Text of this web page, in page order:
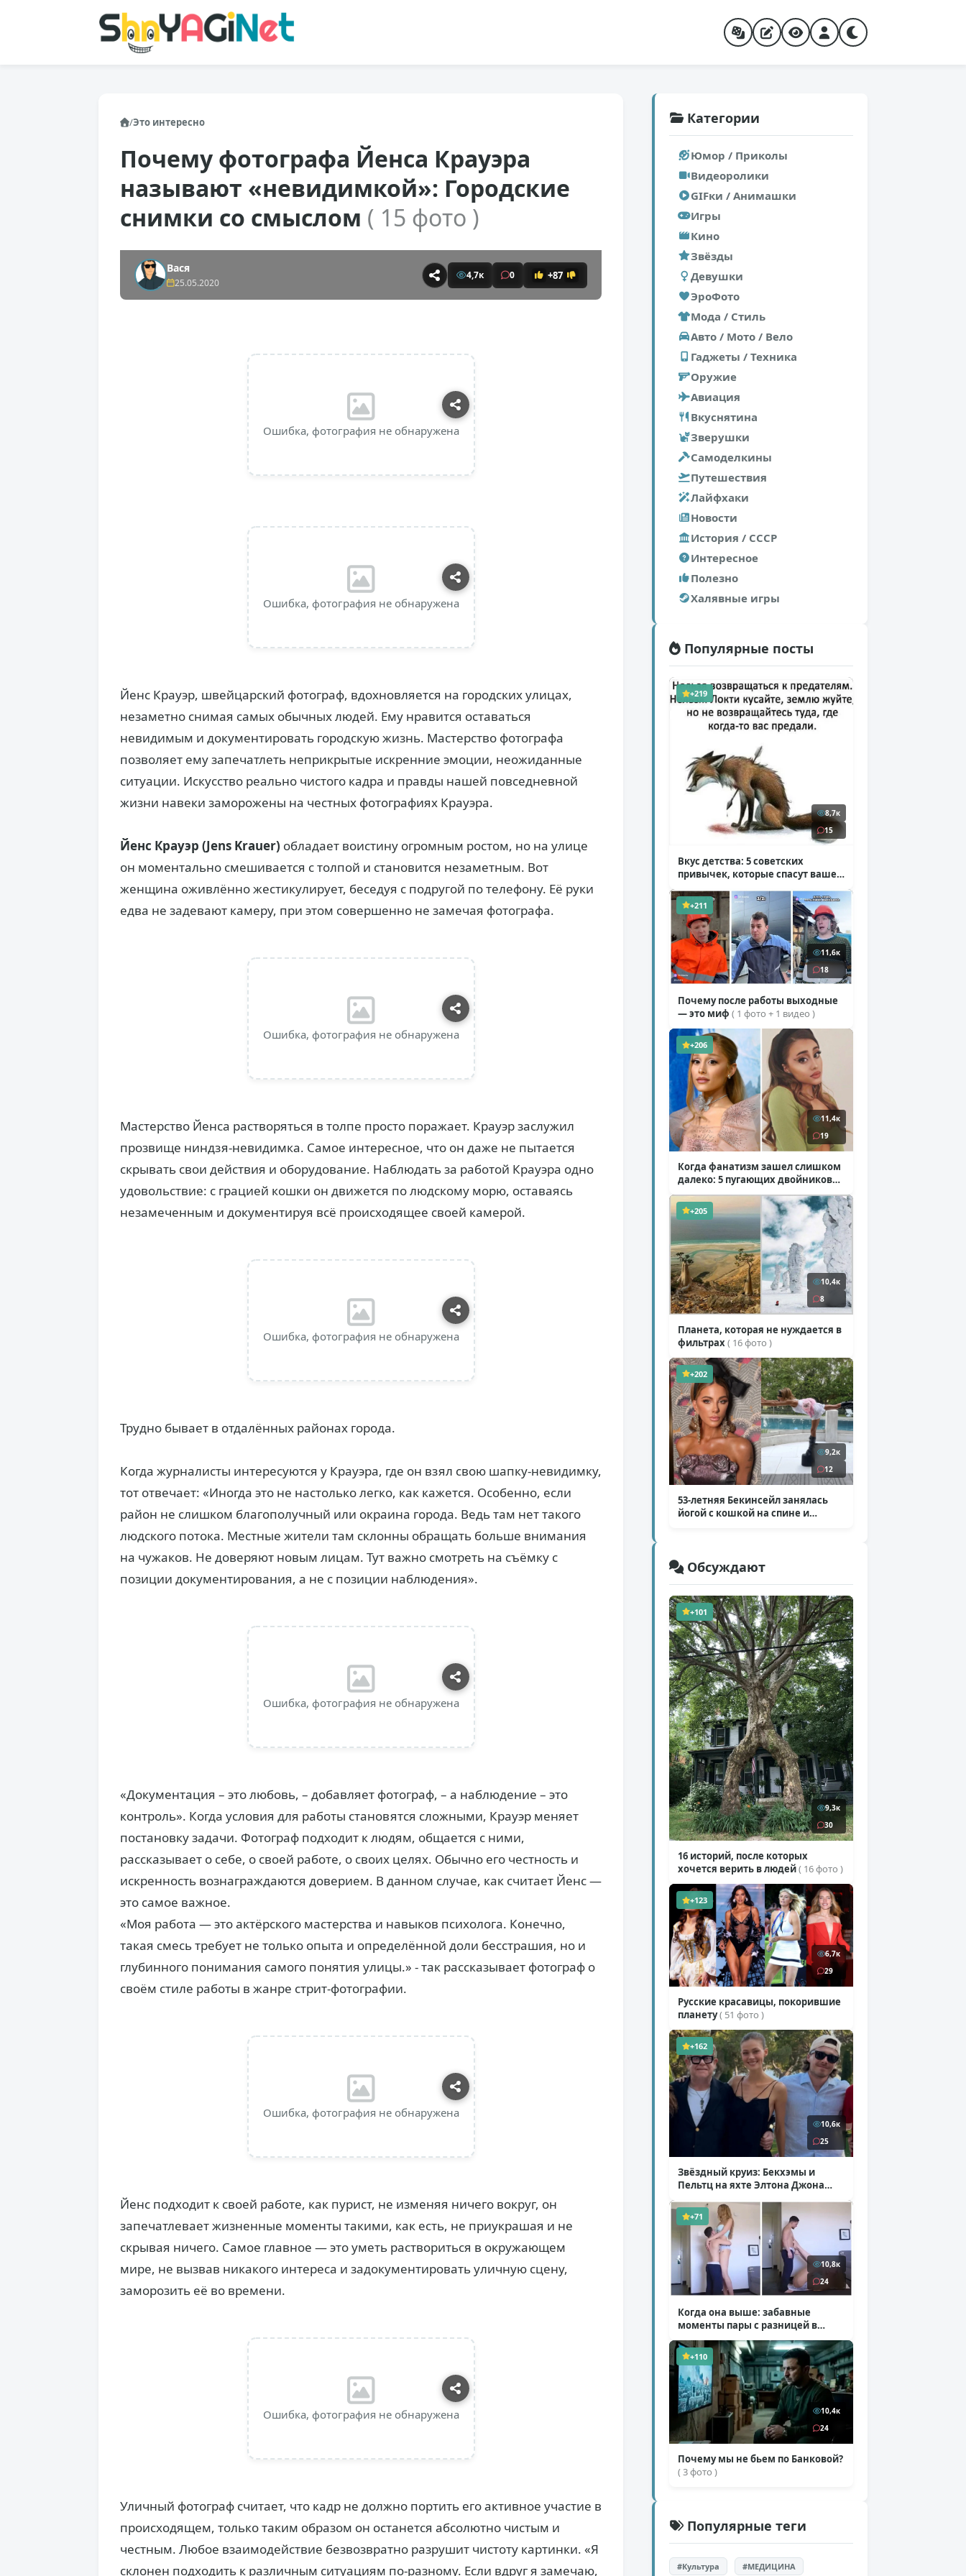
/Это интересно
Почему фотографа Йенса Крауэра
называют «невидимкой»: Городские
снимки со смыслом ( 15 фото )
Вася
25.05.2020
4,7к 0 +87
Ошибка, фотография не обнаружена
Ошибка, фотография не обнаружена
Йенс Крауэр, швейцарский фотограф, вдохновляется на городских улицах,
незаметно снимая самых обычных людей. Ему нравится оставаться
невидимым и документировать городскую жизнь. Мастерство фотографа
позволяет ему запечатлеть неприкрытые искренние эмоции, неожиданные
ситуации. Искусство реально чистого кадра и правды нашей повседневной
жизни навеки заморожены на честных фотографиях Крауэра.
Йенс Крауэр (Jens Krauer) обладает воистину огромным ростом, но на улице
он моментально смешивается с толпой и становится незаметным. Вот
женщина оживлённо жестикулирует, беседуя с подругой по телефону. Её руки
едва не задевают камеру, при этом совершенно не замечая фотографа.
Ошибка, фотография не обнаружена
Мастерство Йенса растворяться в толпе просто поражает. Крауэр заслужил
прозвище ниндзя-невидимка. Самое интересное, что он даже не пытается
скрывать свои действия и оборудование. Наблюдать за работой Крауэра одно
удовольствие: с грацией кошки он движется по людскому морю, оставаясь
незамеченным и документируя всё происходящее своей камерой.
Ошибка, фотография не обнаружена
Трудно бывает в отдалённых районах города.
Когда журналисты интересуются у Крауэра, где он взял свою шапку-невидимку,
тот отвечает: «Иногда это не настолько легко, как кажется. Особенно, если
район не слишком благополучный или окраина города. Ведь там нет такого
людского потока. Местные жители там склонны обращать больше внимания
на чужаков. Не доверяют новым лицам. Тут важно смотреть на съёмку с
позиции документирования, а не с позиции наблюдения».
Ошибка, фотография не обнаружена
«Документация – это любовь, – добавляет фотограф, – а наблюдение – это
контроль». Когда условия для работы становятся сложными, Крауэр меняет
постановку задачи. Фотограф подходит к людям, общается с ними,
рассказывает о себе, о своей работе, о своих целях. Обычно его честность и
искренность вознаграждаются доверием. В данном случае, как считает Йенс —
это самое важное.
«Моя работа — это актёрского мастерства и навыков психолога. Конечно,
такая смесь требует не только опыта и определённой доли бесстрашия, но и
глубинного понимания самого понятия улицы.» - так рассказывает фотограф о
своём стиле работы в жанре стрит-фотографии.
Ошибка, фотография не обнаружена
Йенс подходит к своей работе, как пурист, не изменяя ничего вокруг, он
запечатлевает жизненные моменты такими, как есть, не приукрашая и не
скрывая ничего. Самое главное — это уметь раствориться в окружающем
мире, не вызвав никакого интереса и задокументировать уличную сцену,
заморозить её во времени.
Ошибка, фотография не обнаружена
Уличный фотограф считает, что кадр не должно портить его активное участие в
происходящем, только таким образом он останется абсолютно чистым и
честным. Любое взаимодействие безвозвратно разрушит чистоту картинки. «Я
склонен подходить к различным ситуациям по-разному. Если вдруг я замечаю,
Категории
Юмор / Приколы
Видеоролики
GIFки / Анимашки
Игры
Кино
Звёзды
Девушки
ЭроФото
Мода / Стиль
Авто / Мото / Вело
Гаджеты / Техника
Оружие
Авиация
Вкуснятина
Зверушки
Самоделкины
Путешествия
Лайфхаки
Новости
История / СССР
Интересное
Полезно
Халявные игры
Популярные посты
+219
8,7к
15
Вкус детства: 5 советских
привычек, которые спасут ваше
+211
11,6к
18
Почему после работы выходные
— это миф ( 1 фото + 1 видео )
+206
11,4к
19
Когда фанатизм зашел слишком
далеко: 5 пугающих двойников
звезд( 10 фото )
+205
10,4к
8
Планета, которая не нуждается в
фильтрах( 16 фото )
+202
9,2к
12
53-летняя Бекинсейл занялась
йогой с кошкой на спине и
Обсуждают
+101
9,3к
30
16 историй, после которых
хочется верить в людей( 16 фото )
+123
6,7к
29
Русские красавицы, покорившие
планету( 51 фото )
+162
10,6к
25
Звёздный круиз: Бекхэмы и
Пельтц на яхте Элтона Джона
+71
10,8к
24
Когда она выше: забавные
моменты пары с разницей в
росте( 1 фото + 1 видео )
+110
10,4к
24
Почему мы не бьем по Банковой?
( 3 фото )
Популярные теги
#Культура #МЕДИЦИНА